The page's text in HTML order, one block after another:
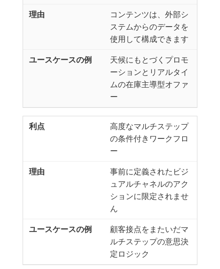
コンテンツは、外部シ
ステムからのデータを
使用して構成できます
天候にもとづくプロモ
ーションとリアルタイ
ムの在庫主導型オファ
ー
高度なマルチステップ
の条件付きワークフロ
ー
事前に定義されたビジ
ュアルチャネルのアク
ションに限定されませ
ん
顧客接点をまたいだマ
ルチステップの意思決
定ロジック